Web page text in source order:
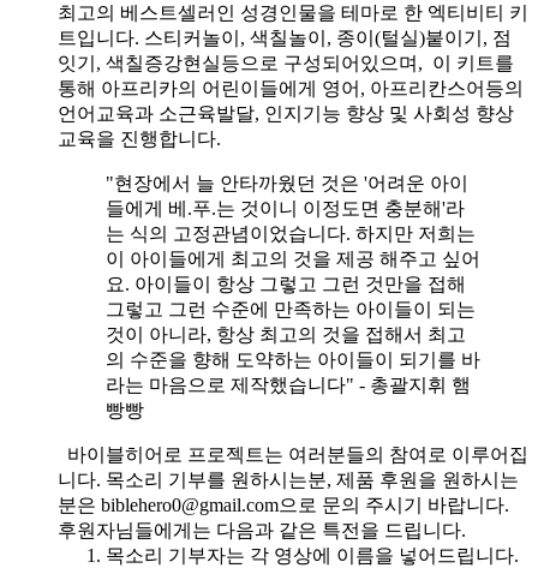
최고의 베스트셀러인 성경인물을 테마로 한 엑티비티 키
트입니다. 스티커놀이, 색칠놀이, 종이(털실)붙이기, 점
잇기, 색칠증강현실등으로 구성되어있으며, 이 키트를
통해 아프리카의 어린이들에게 영어, 아프리칸스어등의
언어교육과 소근육발달, 인지기능 향상 및 사회성 향상
교육을 진행합니다.
"현장에서 늘 안타까웠던 것은 '어려운 아이
들에게 베.푸.는 것이니 이정도면 충분해'라
는 식의 고정관념이었습니다. 하지만 저희는
이 아이들에게 최고의 것을 제공 해주고 싶어
요. 아이들이 항상 그렇고 그런 것만을 접해
그렇고 그런 수준에 만족하는 아이들이 되는
것이 아니라, 항상 최고의 것을 접해서 최고
의 수준을 향해 도약하는 아이들이 되기를 바
라는 마음으로 제작했습니다" - 총괄지휘 햄
빵빵
바이블히어로 프로젝트는 여러분들의 참여로 이루어집
니다. 목소리 기부를 원하시는분, 제품 후원을 원하시는
분은 biblehero0@gmail.com으로 문의 주시기 바랍니다.
후원자님들에게는 다음과 같은 특전을 드립니다.
목소리 기부자는 각 영상에 이름을 넣어드립니다.